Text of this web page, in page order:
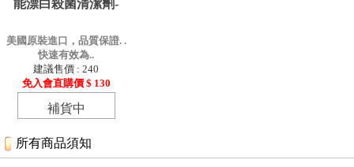
能漂白殺菌清潔劑-
美國原裝進口，品質保證. .
快速有效為..
建議售價 : 240
免入會直購價 $ 130
補貨中
所有商品須知